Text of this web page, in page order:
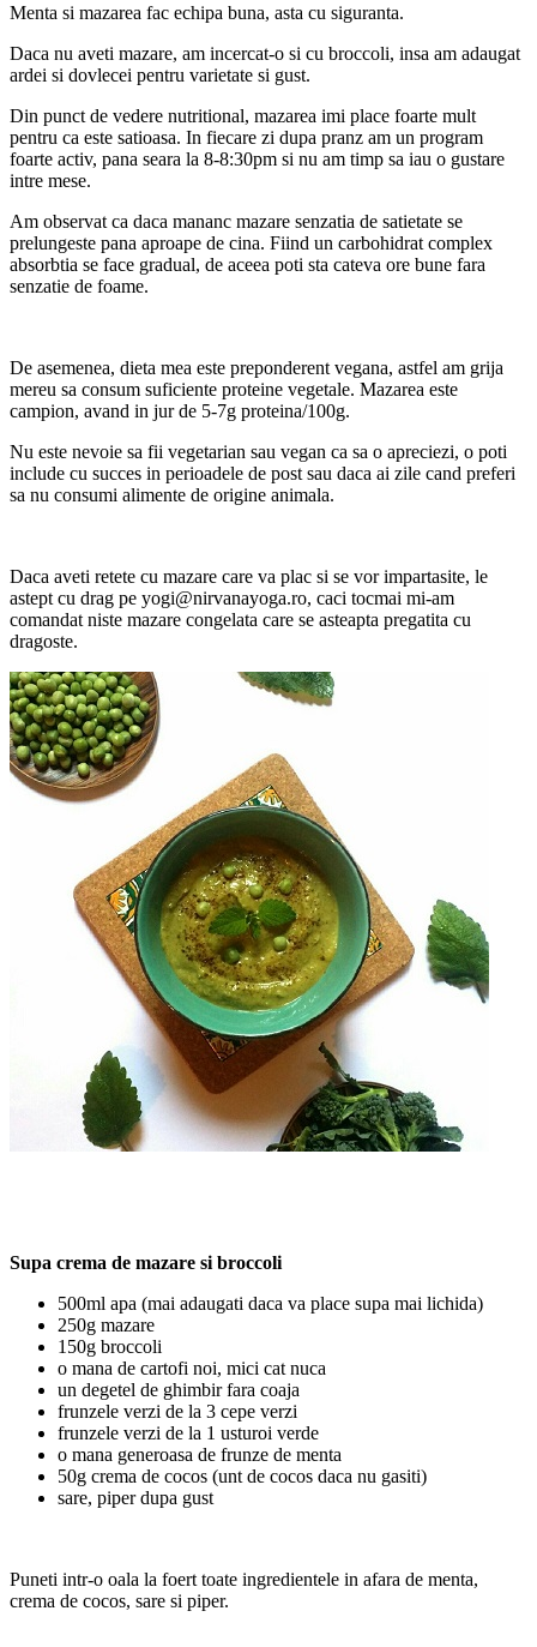
Menta si mazarea fac echipa buna, asta cu siguranta.
Daca nu aveti mazare, am incercat-o si cu broccoli, insa am adaugat
ardei si dovlecei pentru varietate si gust.
Din punct de vedere nutritional, mazarea imi place foarte mult
pentru ca este satioasa. In fiecare zi dupa pranz am un program
foarte activ, pana seara la 8-8:30pm si nu am timp sa iau o gustare
intre mese.
Am observat ca daca mananc mazare senzatia de satietate se
prelungeste pana aproape de cina. Fiind un carbohidrat complex
absorbtia se face gradual, de aceea poti sta cateva ore bune fara
senzatie de foame.
De asemenea, dieta mea este preponderent vegana, astfel am grija
mereu sa consum suficiente proteine vegetale. Mazarea este
campion, avand in jur de 5-7g proteina/100g.
Nu este nevoie sa fii vegetarian sau vegan ca sa o apreciezi, o poti
include cu succes in perioadele de post sau daca ai zile cand preferi
sa nu consumi alimente de origine animala.
Daca aveti retete cu mazare care va plac si se vor impartasite, le
astept cu drag pe yogi@nirvanayoga.ro, caci tocmai mi-am
comandat niste mazare congelata care se asteapta pregatita cu
dragoste.
Supa crema de mazare si broccoli
500ml apa (mai adaugati daca va place supa mai lichida)
250g mazare
150g broccoli
o mana de cartofi noi, mici cat nuca
un degetel de ghimbir fara coaja
frunzele verzi de la 3 cepe verzi
frunzele verzi de la 1 usturoi verde
o mana generoasa de frunze de menta
50g crema de cocos (unt de cocos daca nu gasiti)
sare, piper dupa gust
Puneti intr-o oala la foert toate ingredientele in afara de menta,
crema de cocos, sare si piper.